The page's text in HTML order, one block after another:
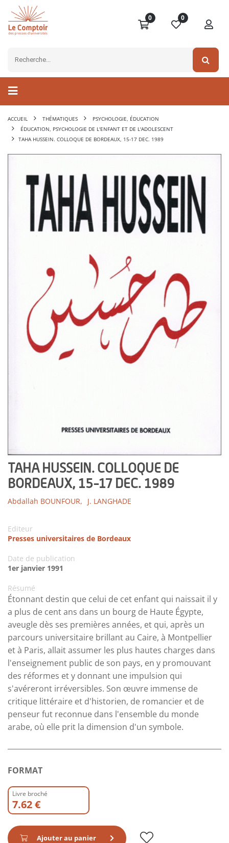
0 0
ACCUEIL THÉMATIQUES
PSYCHOLOGIE, ÉDUCATION
ÉDUCATION, PSYCHOLOGIE DE L'ENFANT ET DE L'ADOLESCENT
TAHA HUSSEIN. COLLOQUE DE BORDEAUX, 15-17 DEC. 1989
TAHA HUSSEIN. COLLOQUE DE
BORDEAUX, 15-17 DEC. 1989
Abdallah BOUNFOUR, J. LANGHADE
Editeur
Presses universitaires de Bordeaux
Date de publication
1er janvier 1991
Résumé
Étonnant destin que celui de cet enfant qui naissait il y
a plus de cent ans dans un bourg de Haute Égypte,
aveugle dès ses premières années, et qui, après un
parcours universitaire brillant au Caire, à Montpellier
et à Paris, allait assumer les plus hautes charges dans
l'enseignement public de son pays, en y promouvant
des réformes et y donnant une impulsion qui
s'avéreront irréversibles. Son œuvre immense de
critique littéraire et d'historien, de romancier et de
penseur fut reconnue dans l'ensemble du monde
arabe, où elle prit la dimension d'un symbole.
FORMAT
Livre broché
7.62 €
Ajouter au panier